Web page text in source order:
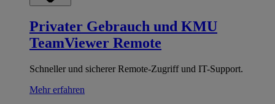
Privater Gebrauch und KMU
TeamViewer Remote
Schneller und sicherer Remote-Zugriff und IT-Support.
Mehr erfahren